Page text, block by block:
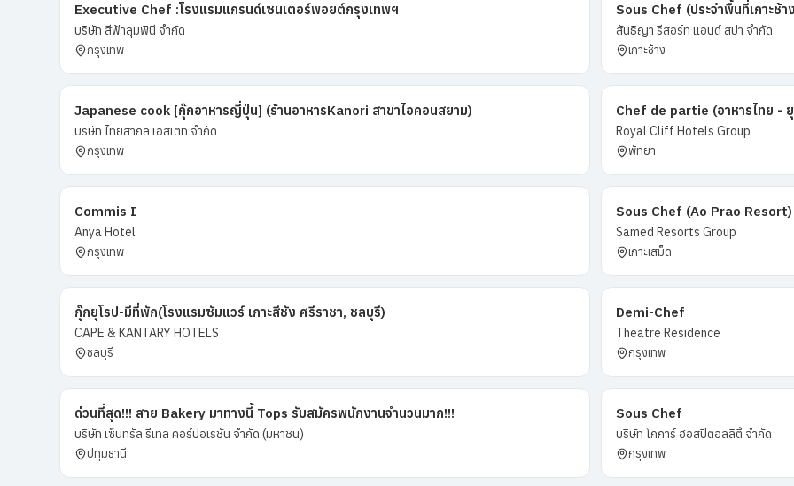
Executive Chef :โรงแรมแกรนด์เซนเตอร์พอยต์กรุงเทพฯ
บริษัท สีฟ้าลุมพินี จำกัด
กรุงเทพ
Sous Chef (ประจำพื้นที่เกาะช้า
สันธิญา รีสอร์ท แอนด์ สปา จำกัด
เกาะช้าง
Japanese cook [กุ๊กอาหารญี่ปุ่น] (ร้านอาหารKanori สาขาไอคอนสยาม)
บริษัท ไทยสากล เอสเตท จำกัด
กรุงเทพ
Chef de partie (อาหารไทย - ยุ
Royal Cliff Hotels Group
พัทยา
Commis I
Anya Hotel
กรุงเทพ
Sous Chef (Ao Prao Resort)
Samed Resorts Group
เกาะเสม็ด
กุ๊กยุโรป-มีที่พัก(โรงแรมซัมแวร์ เกาะสีชัง ศรีราชา, ชลบุรี)
CAPE & KANTARY HOTELS
ชลบุรี
Demi-Chef
Theatre Residence
กรุงเทพ
ด่วนที่สุด!!! สาย Bakery มาทางนี้ Tops รับสมัครพนักงานจำนวนมาก!!!
บริษัท เซ็นทรัล รีเทล คอร์ปอเรชั่น จำกัด (มหาชน)
ปทุมธานี
Sous Chef
บริษัท โกการ์ ฮอสปิตอลลิตี้ จำกัด
กรุงเทพ